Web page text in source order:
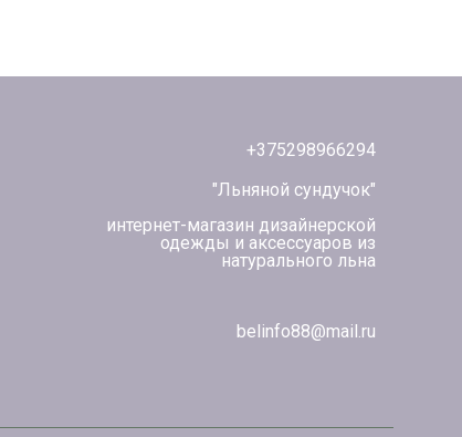
+375298966294
"Льняной сундучок"
интернет-магазин дизайнерской
одежды и аксессуаров из
натурального льна
belinfo88@mail.ru